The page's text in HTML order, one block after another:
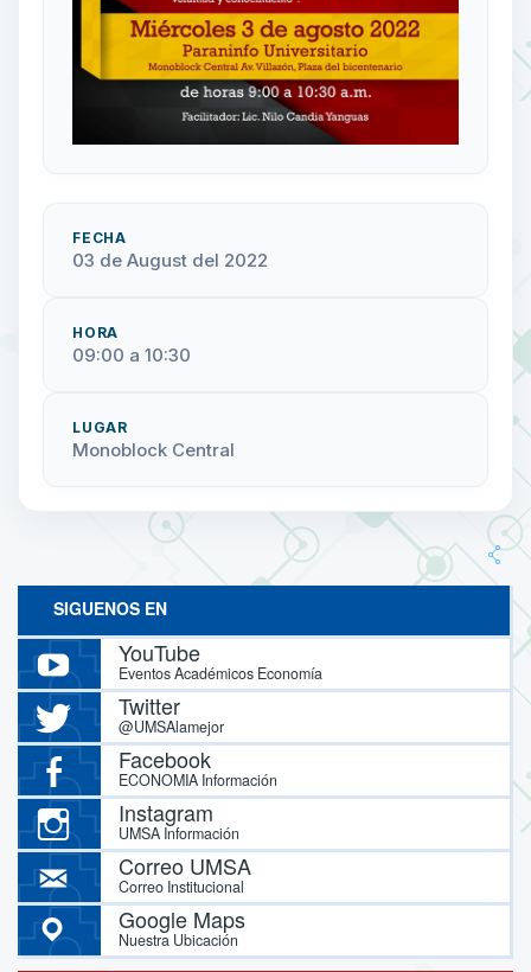
FECHA
03 de August del 2022
HORA
09:00 a 10:30
LUGAR
Monoblock Central
SIGUENOS EN
YouTube
Eventos Académicos Economía
Twitter
@UMSAlamejor
Facebook
ECONOMIA Información
Instagram
UMSA Información
Correo UMSA
Correo Institucional
Google Maps
Nuestra Ubicación